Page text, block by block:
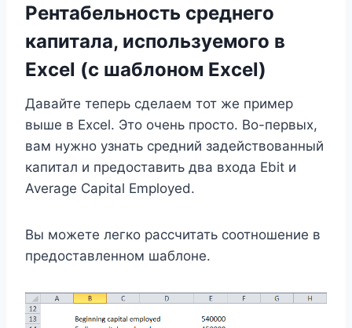
Рентабельность среднего
капитала, используемого в
Excel (с шаблоном Excel)
Давайте теперь сделаем тот же пример
выше в Excel. Это очень просто. Во-первых,
вам нужно узнать средний задействованный
капитал и предоставить два входа Ebit и
Average Capital Employed.
Вы можете легко рассчитать соотношение в
предоставленном шаблоне.